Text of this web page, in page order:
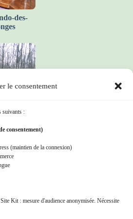
le consentement
suivants :
consentement)
(maintien de la connexion)
Kit : mesure d'audience anonymisée. Nécessite
des-
gateaux-